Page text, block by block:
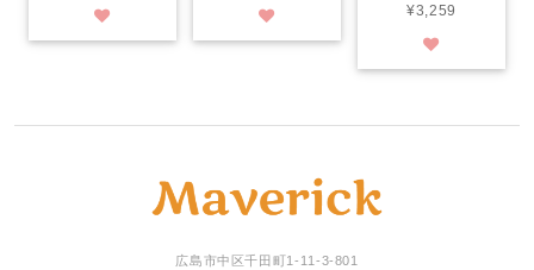
¥3,259
広島市中区千田町1-11-3-801